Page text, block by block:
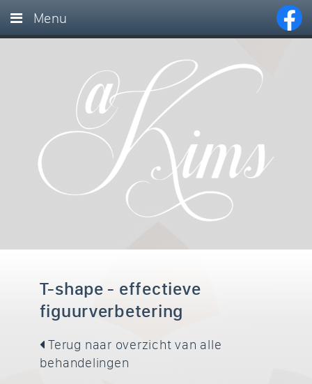
Menu
Behandelingen
Maak een afspraak
Contact
T-shape - effectieve
figuurverbetering
Terug naar overzicht van alle
behandelingen